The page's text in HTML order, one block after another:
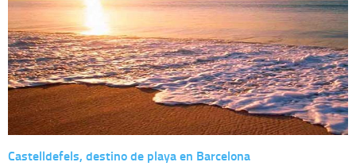
Castelldefels, destino de playa en Barcelona